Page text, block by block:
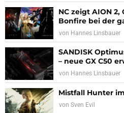
NC zeigt AION 2,
Bonfire bei der
von Hannes Linsbauer
SANDISK
– neue GX C50
von Hannes Linsbauer
Mistfall Hunter
von Sven Evil